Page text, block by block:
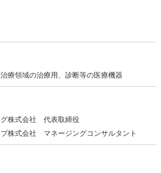
療領域の治療用、診断等の医療機器
グ株式会社 代表取締役
株式会社 マネージングコンサルタント